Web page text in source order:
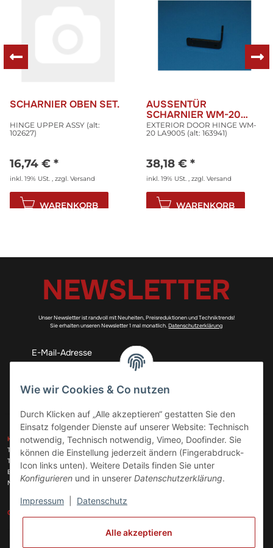
SCHARNIER OBEN SET.
HINGE UPPER ASSY (alt:
102627)
16,74 € *
inkl. 19% USt. , zzgl. Versand
WARENKORB
AUSSENTÜR
SCHARNIER WM-20
LA9005
EXTERIOR DOOR HINGE WM-
20 LA9005 (alt: 163941)
38,18 € *
inkl. 19% USt. , zzgl. Versand
WARENKORB
NEWSLETTER
Unser Newsletter ist randvoll mit Neuheiten, Preisreduktionen und Techniktrends!
Sie erhalten unseren Newsletter 1 mal monatlich.Datenschutzerklärung
Abonnieren
KONTAKT
Telefon:+49 (0)6074 816 08 0
Telefax:
+49 (0)6074 215 08 60
E-Mail:
info@meinhausgeraetedoc.de
Max Planck Str. 6 c, 63322 Rödermark
GESETZLICHE INFORMATIONEN
ZAHLUNGSARTEN
VERSANDARTEN
Wie wir Cookies & Co nutzen
Durch Klicken auf „Alle akzeptieren“ gestatten Sie den
Einsatz folgender Dienste auf unserer Website: Technisch
notwendig, Technisch notwendig, Vimeo, Doofinder. Sie
können die Einstellung jederzeit ändern (Fingerabdruck-
Icon links unten). Weitere Details finden Sie unter
Konfigurieren und in unserer Datenschutzerklärung.
Impressum Datenschutz
Alle akzeptieren